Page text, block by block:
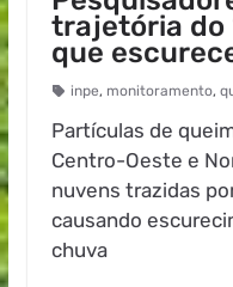
trajetória do
que
inpe, monitoramento,
Partículas de
Centro-Oeste e
nuvens trazidas
causando
chuva